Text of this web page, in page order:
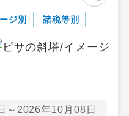
ジ別 諸税等別
～2026年10月08日
5,000円
空港 5,000円
追加代金